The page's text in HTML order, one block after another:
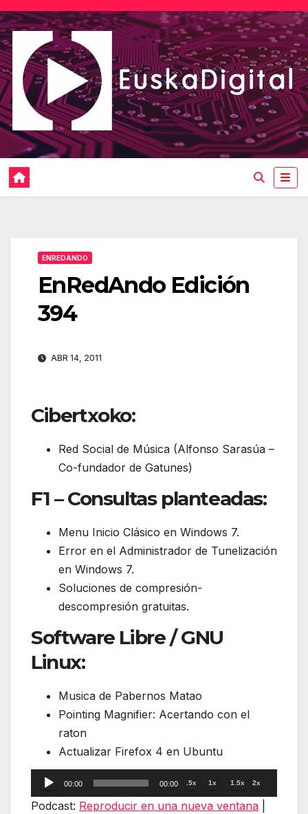
Saltar
al
contenido
ENREDANDO
EnRedAndo Edición
394
ABR 14, 2011
Cibertxoko:
Red Social de Música (Alfonso Sarasúa –
Co-fundador de Gatunes)
F1 – Consultas planteadas:
Menu Inicio Clásico en Windows 7.
Error en el Administrador de Tunelización
en Windows 7.
Soluciones de compresión-
descompresión gratuitas.
Software Libre / GNU
Linux:
Musica de Pabernos Matao
Pointing Magnifier: Acertando con el
raton
Actualizar Firefox 4 en Ubuntu
Reproductor
de
00:00 00:00 .5x 1x 1.5x 2x
Podcast: Reproducir en una nueva ventana